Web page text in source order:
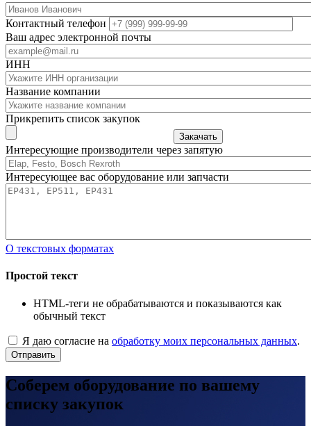
Контактный телефон
Ваш адрес электронной почты
ИНН
Название компании
Прикрепить список закупок
Закачать
Интересующие производители через запятую
Интересующее вас оборудование или запчасти
О текстовых форматах
Простой текст
HTML-теги не обрабатываются и показываются как
обычный текст
Я даю согласие на обработку моих персональных данных.
Отправить
Соберем оборудование по вашему
списку закупок